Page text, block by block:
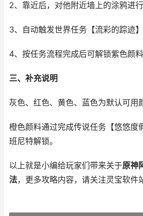
2、靠近后，对他附近墙上的涂鸦进行
3、自动触发世界任务【流彩的踪迹】
4、按任务流程完成后可解锁紫色颜料
三、补充说明
灰色、红色、黄色、蓝色为默认可用
橙色颜料通过完成传说任务【悠悠度
班尼特解锁。
以上就是小编给玩家们带来关于原神
法，更多攻略内容，请关注灵宝软件